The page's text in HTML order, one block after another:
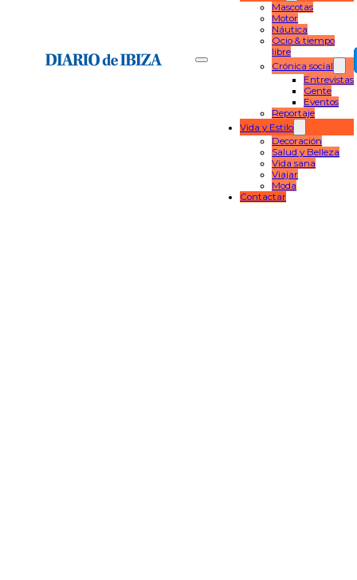
Mascotas
Motor
Náutica
Ocio & tiempo
libre
Crónica social
Entrevistas
Gente
Eventos
Reportaje
Vida y Estilo
Decoración
Salud y Belleza
Vida sana
Viajar
Moda
Contactar